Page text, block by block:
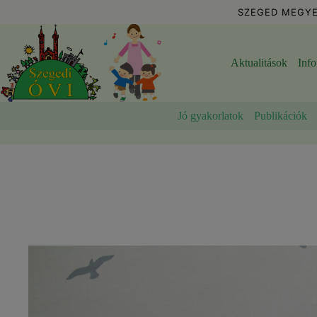
SZEGED
Aktualitások
Jó gyakorlatok Publikációk